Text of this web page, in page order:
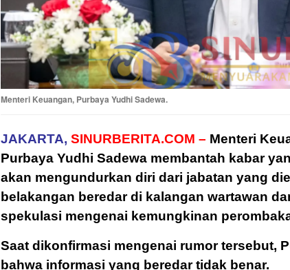
Menteri Keuangan, Purbaya Yudhi Sadewa.
JAKARTA, SINURBERITA.COM – Menteri
Purbaya Yudhi Sadewa membantah kabar
akan mengundurkan diri dari jabatan yang
belakangan beredar di kalangan wartawan
spekulasi mengenai kemungkinan
Saat dikonfirmasi mengenai rumor tersebut,
bahwa informasi yang beredar tidak benar.